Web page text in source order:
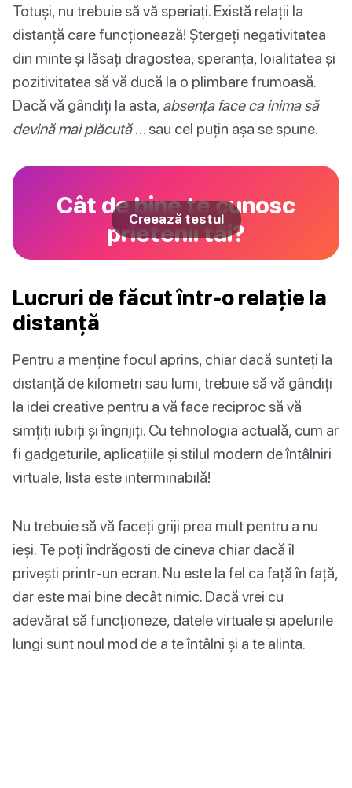
Totuși, nu trebuie să vă speriați. Există relații la
distanță care funcționează! Ștergeți negativitatea
din minte și lăsați dragostea, speranța, loialitatea și
pozitivitatea să vă ducă la o plimbare frumoasă.
Dacă vă gândiți la asta, absența face ca inima să
devină mai plăcută… sau cel puțin așa se spune.
Cât de bine te cunosc
prietenii tăi?
Creează testul
Lucruri de făcut într-o relație la
distanță
Pentru a menține focul aprins, chiar dacă sunteți la
distanță de kilometri sau lumi, trebuie să vă gândiți
la idei creative pentru a vă face reciproc să vă
simțiți iubiți și îngrijiți. Cu tehnologia actuală, cum ar
fi gadgeturile, aplicațiile și stilul modern de întâlniri
virtuale, lista este interminabilă!
Nu trebuie să vă faceți griji prea mult pentru a nu
ieși. Te poți îndrăgosti de cineva chiar dacă îl
privești printr-un ecran. Nu este la fel ca față în față,
dar este mai bine decât nimic. Dacă vrei cu
adevărat să funcționeze, datele virtuale și apelurile
lungi sunt noul mod de a te întâlni și a te alinta.